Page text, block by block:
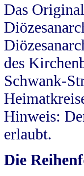
Das
des
Schwank-
Hinweis:
erlaubt.
Die